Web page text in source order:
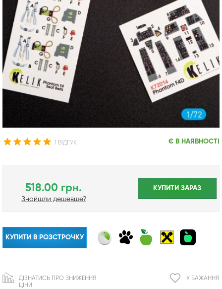
1 ВІДГУК Є В НАЯВНОСТІ
518.00 грн.
Знайшли дешевше?
КУПИТИ ЗАРАЗ
КУПИТИ В РОЗСТРОЧКУ
У БАЖАННЯ
ДІЗНАТИСЬ ПРО ЗНИЖЕННЯ
ЦІНИ